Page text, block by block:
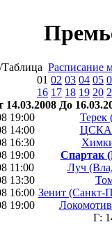
Таблица Расписание
01 02 03 04 05
16 17 18 19 20
14.03.2008 До
19:00
Терек
14:00
ЦСКА
16:30
19:00
Спартак
11:00
Луч
13:30
16:00 Зенит (Санкт-
19:00
Г: